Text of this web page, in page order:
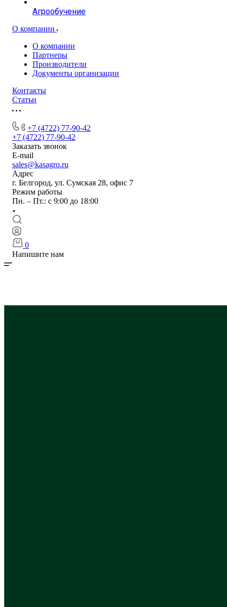
Агрообучение
О компании
О компании
Партнеры
Производители
Документы организации
Контакты
Статьи
+7 (4722) 77-90-42
+7 (4722) 77-90-42
Заказать звонок
E-mail
sales@kasagro.ru
Адрес
г. Белгород, ул. Сумская 28, офис 7
Режим работы
Пн. – Пт.: с 9:00 до 18:00
0
Напишите нам